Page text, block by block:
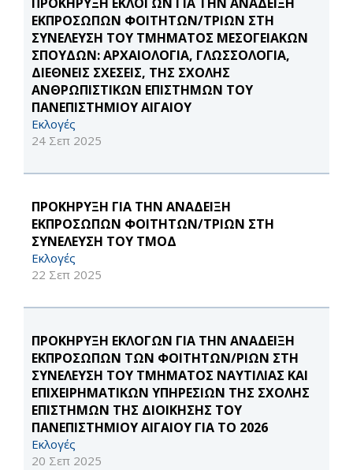
ΕΚΠΡΟΣΩΠΩΝ ΦΟΙΤΗΤΩΝ/ΤΡΙΩΝ ΣΤΗ
ΣΥΝΕΛΕΥΣΗ ΤΟΥ ΤΜΗΜΑΤΟΣ ΜΕΣΟΓΕΙΑΚΩΝ
ΣΠΟΥΔΩΝ: ΑΡΧΑΙΟΛΟΓΙΑ, ΓΛΩΣΣΟΛΟΓΙΑ,
ΔΙΕΘΝΕΙΣ ΣΧΕΣΕΙΣ, ΤΗΣ ΣΧΟΛΗΣ
ΑΝΘΡΩΠΙΣΤΙΚΩΝ ΕΠΙΣΤΗΜΩΝ ΤΟΥ
ΠΑΝΕΠΙΣΤΗΜΙΟΥ ΑΙΓΑΙΟΥ
Εκλογές
24 Σεπ 2025
ΠΡΟΚΗΡΥΞΗ ΓΙΑ ΤΗΝ ΑΝΑΔΕΙΞΗ
ΕΚΠΡΟΣΩΠΩΝ ΦΟΙΤΗΤΩΝ/ΤΡΙΩΝ ΣΤΗ
ΣΥΝΕΛΕΥΣΗ ΤΟΥ ΤΜΟΔ
Εκλογές
22 Σεπ 2025
ΠΡΟΚΗΡΥΞΗ ΕΚΛΟΓΩΝ ΓΙΑ ΤΗΝ ΑΝΑΔΕΙΞΗ
ΕΚΠΡΟΣΩΠΩΝ ΤΩΝ ΦΟΙΤΗΤΩΝ/ΡΙΩΝ ΣΤΗ
ΣΥΝΕΛΕΥΣΗ ΤΟΥ ΤΜΗΜΑΤΟΣ ΝΑΥΤΙΛΙΑΣ ΚΑΙ
ΕΠΙΧΕΙΡΗΜΑΤΙΚΩΝ ΥΠΗΡΕΣΙΩΝ ΤΗΣ ΣΧΟΛΗΣ
ΕΠΙΣΤΗΜΩΝ ΤΗΣ ΔΙΟΙΚΗΣΗΣ ΤΟΥ
ΠΑΝΕΠΙΣΤΗΜΙΟΥ ΑΙΓΑΙΟΥ ΓΙΑ ΤΟ 2026
Εκλογές
20 Σεπ 2025